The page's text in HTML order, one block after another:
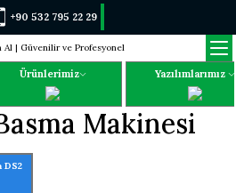
+90 532 795 22 29
Ürünlerimiz Yazılımlarımız
Makinesi
DS2